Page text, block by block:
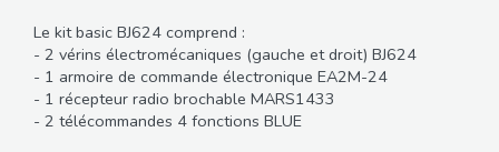
Le kit basic BJ624 comprend :
- 2 vérins électromécaniques (gauche et droit) BJ624
- 1 armoire de commande électronique EA2M-24
- 1 récepteur radio brochable MARS1433
- 2 télécommandes 4 fonctions BLUE